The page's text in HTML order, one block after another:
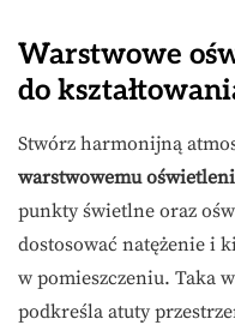
Warstwowe
do
Stwórz harmonijną
warstwowemu
punkty świetlne oraz
dostosować natężenie i
w pomieszczeniu. Taka
podkreśla atuty